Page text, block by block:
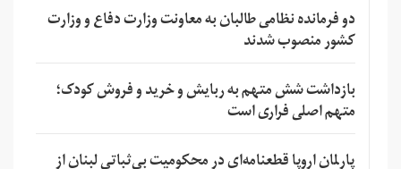
دو فرمانده نظامی طالبان به معاونت وزارت دفاع و وزارت
کشور منصوب شدند
بازداشت شش متهم به ربایش و خرید و فروش کودک؛
متهم اصلی فراری است
پارلمان اروپا قطعنامه‌ای در محکومیت بی‌ثباتی لبنان از